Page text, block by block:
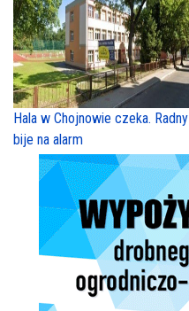
Hala w Chojnowie czeka. Radny
bije na alarm